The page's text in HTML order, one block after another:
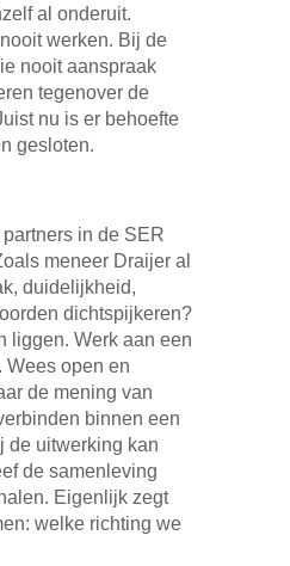
al onderuit.
werken. Bij de
nooit aanspraak
tegenover de
nu is er behoefte
gesloten.
in de SER
meneer Draijer al
duidelijkheid,
dichtspijkeren?
liggen. Werk aan een
Wees open en
de mening van
binnen een
de uitwerking kan
de samenleving
Eigenlijk zegt
welke richting we